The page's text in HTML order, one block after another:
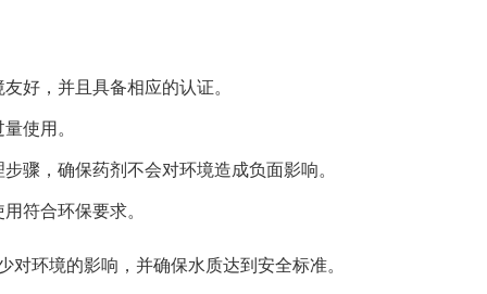
好，并且具备相应的认证。
使用。
骤，确保药剂不会对环境造成负面影响。
符合环保要求。
环境的影响，并确保水质达到安全标准。